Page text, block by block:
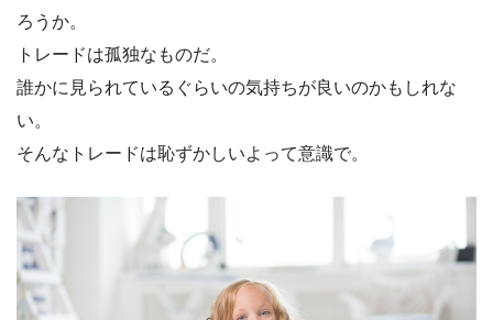
ろうか。
トレードは孤独なものだ。
誰かに見られているぐらいの気持ちが良いのかもしれな
い。
そんなトレードは恥ずかしいよって意識で。